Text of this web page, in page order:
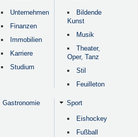
Unternehmen
Finanzen
Immobilien
Karriere
Studium
Bildende
Kunst
Musik
Theater,
Oper, Tanz
Stil
Feuilleton
Gastronomie Sport
Eishockey
Fußball